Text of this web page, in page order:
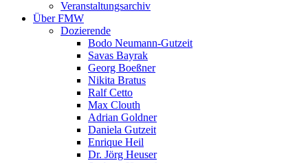
Veranstaltungsarchiv
Über FMW
Dozierende
Bodo Neumann-Gutzeit
Savas Bayrak
Georg Boeßner
Nikita Bratus
Ralf Cetto
Max Clouth
Adrian Goldner
Daniela Gutzeit
Enrique Heil
Dr. Jörg Heuser